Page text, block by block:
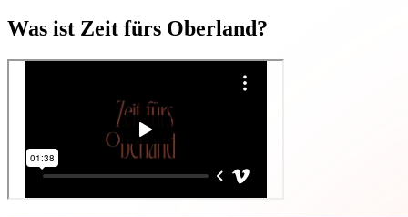
Was ist Zeit fürs Oberland?